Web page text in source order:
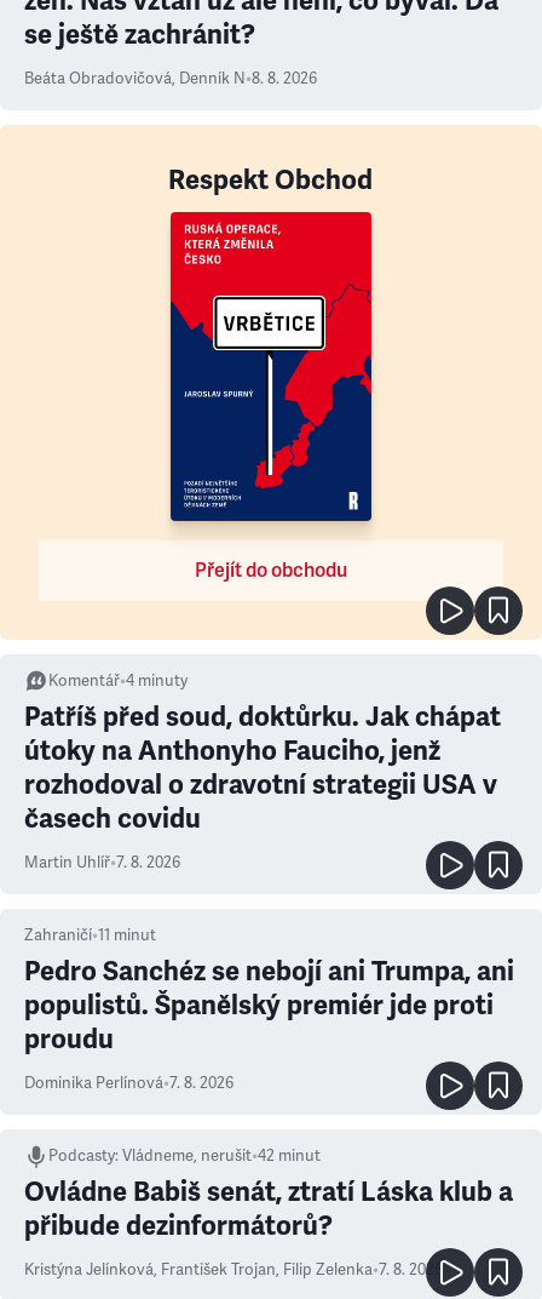
se ještě zachránit?
Beáta Obradovičová, Denník N•8. 8. 2026
Respekt Obchod
Přejít do obchodu
Komentář•4 minuty
Patříš před soud, doktůrku. Jak chápat
útoky na Anthonyho Fauciho, jenž
rozhodoval o zdravotní strategii USA v
časech covidu
Martin Uhlíř•7. 8. 2026
Zahraničí•11 minut
Pedro Sanchéz se nebojí ani Trumpa, ani
populistů. Španělský premiér jde proti
proudu
Dominika Perlínová•7. 8. 2026
Podcasty:Vládneme, nerušit•42 minut
Ovládne Babiš senát, ztratí Láska klub a
přibude dezinformátorů?
Kristýna Jelínková, František Trojan, Filip Zelenka•7. 8. 2026